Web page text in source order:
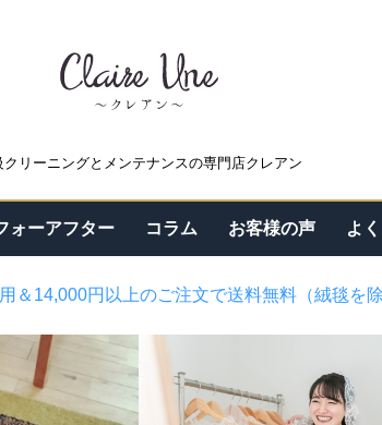
クリーニングとメンテナンスの専門店クレアン
ォーアフター コラム お客様の声 よ
＆14,000円以上のご注文で送料無料（絨毯を除